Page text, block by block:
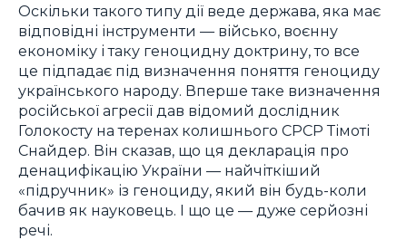
Оскільки такого типу дії веде держава, яка має
відповідні інструменти — військо, воєнну
економіку і таку геноцидну доктрину, то все
це підпадає під визначення поняття геноциду
українського народу. Вперше таке визначення
російської агресії дав відомий дослідник
Голокосту на теренах колишнього СРСР Тімоті
Снайдер. Він сказав, що ця декларація про
денацифікацію України — найчіткіший
«підручник» із геноциду, який він будь-коли
бачив як науковець. І що це — дуже серйозні
речі.